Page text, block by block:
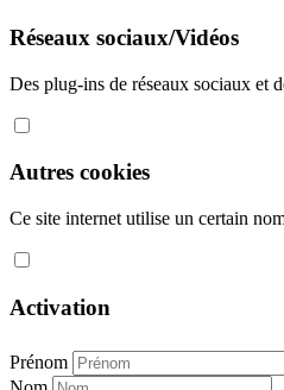
Réseaux sociaux/Vidéos
Des plug-ins de réseaux sociaux et
Autres cookies
Ce site internet utilise un certain
Activation
Prénom